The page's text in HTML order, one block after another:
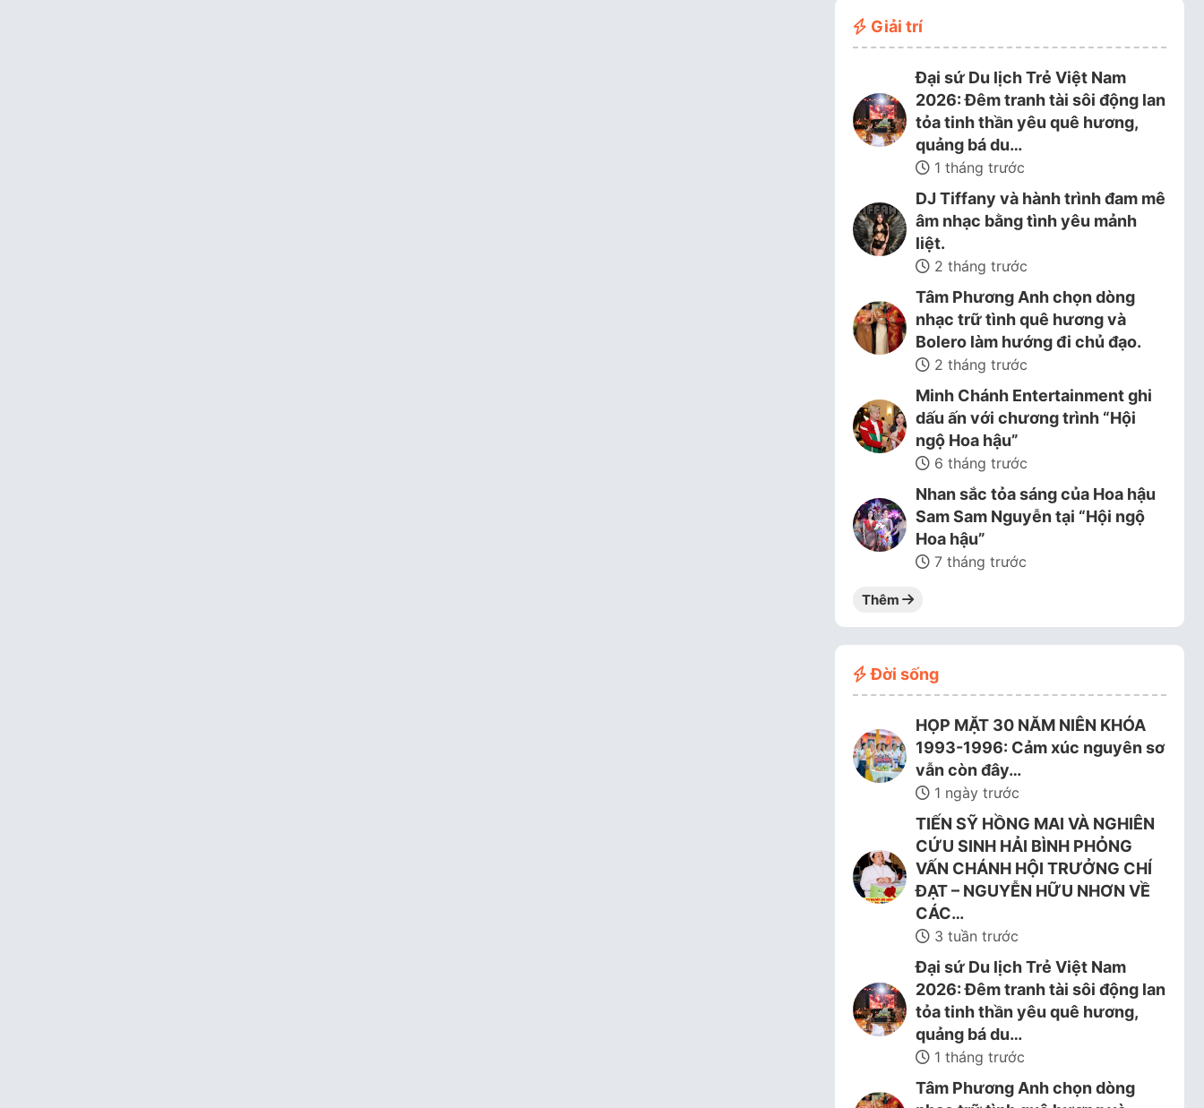
Giải trí
Đại sứ Du lịch Trẻ Việt Nam
2026: Đêm tranh tài sôi động lan
tỏa tinh thần yêu quê hương,
quảng bá du…
1 tháng trước
DJ Tiffany và hành trình đam mê
âm nhạc bằng tình yêu mảnh
liệt.
2 tháng trước
Tâm Phương Anh chọn dòng
nhạc trữ tình quê hương và
Bolero làm hướng đi chủ đạo.
2 tháng trước
Minh Chánh Entertainment ghi
dấu ấn với chương trình “Hội
ngộ Hoa hậu”
6 tháng trước
Nhan sắc tỏa sáng của Hoa hậu
Sam Sam Nguyễn tại “Hội ngộ
Hoa hậu”
7 tháng trước
Thêm
Đời sống
HỌP MẶT 30 NĂM NIÊN KHÓA
1993-1996: Cảm xúc nguyên sơ
vẫn còn đây…
1 ngày trước
TIẾN SỸ HỒNG MAI VÀ NGHIÊN
CỨU SINH HẢI BÌNH PHỎNG
VẤN CHÁNH HỘI TRƯỞNG CHÍ
ĐẠT – NGUYỄN HỮU NHƠN VỀ
CÁC…
3 tuần trước
Đại sứ Du lịch Trẻ Việt Nam
2026: Đêm tranh tài sôi động lan
tỏa tinh thần yêu quê hương,
quảng bá du…
1 tháng trước
Tâm Phương Anh chọn dòng